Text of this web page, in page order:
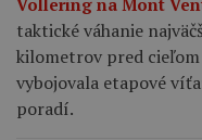
taktické váhanie
kilometrov pred
vybojovala etapové
poradí.